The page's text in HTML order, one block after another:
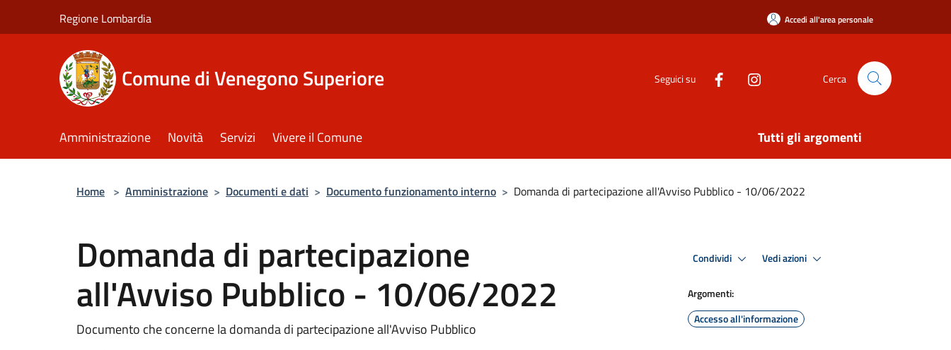
Regione Lombardia Accedi all'area personale
Comune di Venegono Superiore Seguici su Cerca
Amministrazione Novità Servizi Vivere il Comune Tutti gli argomenti
Home > Amministrazione > Documenti e dati > Documento funzionamento interno > Domanda di partecipazione all'Avviso Pubblico - 10/06/2022
Domanda di partecipazione
all'Avviso Pubblico - 10/06/2022
Documento che concerne la domanda di partecipazione all'Avviso Pubblico
Condividi Vedi azioni
Argomenti:
Accesso all'informazione